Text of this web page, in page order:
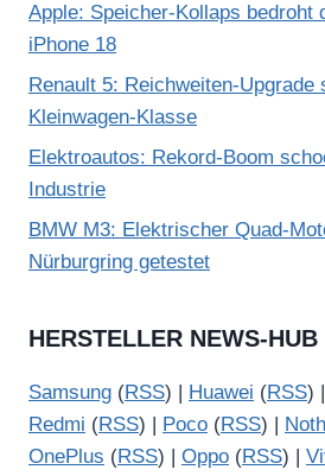
Apple: Speicher-Kollaps bedroht
iPhone 18
Renault 5: Reichweiten-Upgrade
Kleinwagen-Klasse
Elektroautos: Rekord-Boom
Industrie
BMW M3: Elektrischer Quad-
Nürburgring getestet
HERSTELLER NEWS-HUB
Samsung (RSS) | Huawei (RSS) |
Redmi (RSS) | Poco (RSS) |
OnePlus (RSS) | Oppo (RSS) |